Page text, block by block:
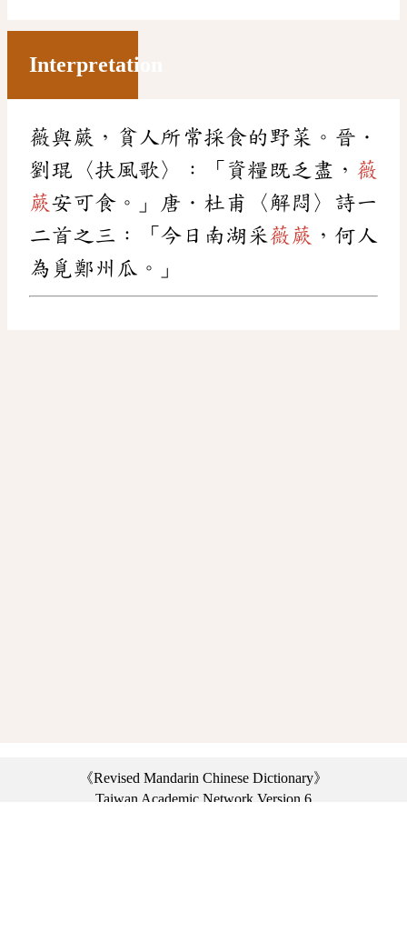
Interpretation
薇與蕨，貧人所常採食的野菜。晉．
劉琨〈扶風歌〉：「資糧既乏盡， 薇
蕨安可食。」唐．杜甫〈解悶〉詩一
二首之三：「今日南湖采薇蕨 ，何人
為覓鄭州瓜。」
《Revised Mandarin Chinese Dictionary》
Taiwan Academic Network Version 6